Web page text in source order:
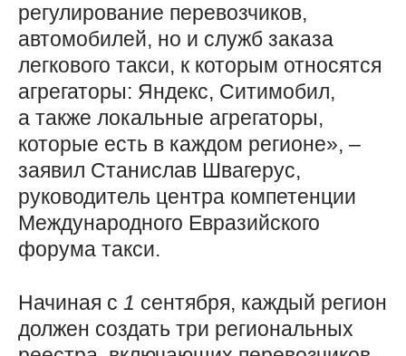
регулирование перевозчиков,
автомобилей, но и служб заказа
легкового такси, к которым относятся
агрегаторы: Яндекс, Ситимобил,
а также локальные агрегаторы,
которые есть в каждом регионе», –
заявил Станислав Швагерус,
руководитель центра компетенции
Международного Евразийского
форума такси.
Начиная с 1 сентября, каждый регион
должен создать три региональных